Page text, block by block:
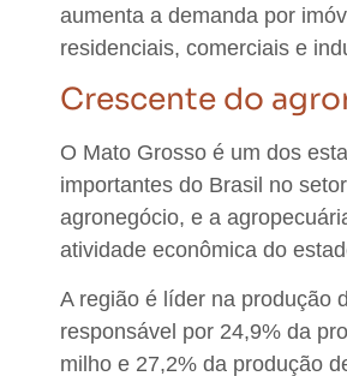
aumenta a demanda por
residenciais, comerciais e
Crescente do
O Mato Grosso é um dos
importantes do Brasil no
agronegócio, e a
atividade econômica do
A região é líder na produção
responsável por 24,9% da
milho e 27,2% da produção